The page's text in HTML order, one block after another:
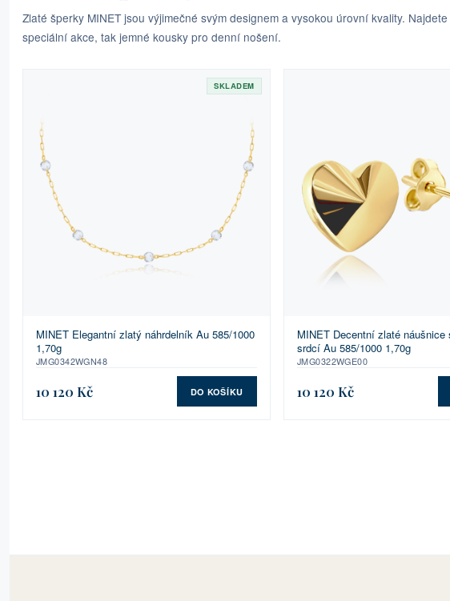
Zlaté šperky MINET jsou výjimečné svým designem a vysokou úrovní kvality.
speciální akce, tak jemné kousky pro denní nošení.
SKLADEM
MINET Elegantní zlatý náhrdelník Au 585/1000
1,70g
JMG0342WGN48
10 120 Kč DO KOŠÍKU
MINET Decentní zlaté náušnice
srdcí Au 585/1000 1,70g
JMG0322WGE00
10 120 Kč